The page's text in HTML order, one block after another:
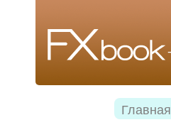
Главная